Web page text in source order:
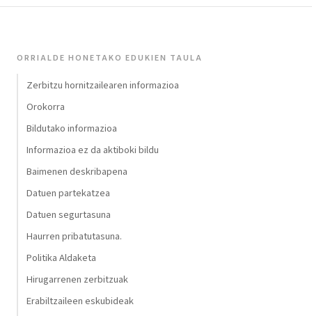
ORRIALDE HONETAKO EDUKIEN TAULA
Zerbitzu hornitzailearen informazioa
Orokorra
Bildutako informazioa
Informazioa ez da aktiboki bildu
Baimenen deskribapena
Datuen partekatzea
Datuen segurtasuna
Haurren pribatutasuna.
Politika Aldaketa
Hirugarrenen zerbitzuak
Erabiltzaileen eskubideak